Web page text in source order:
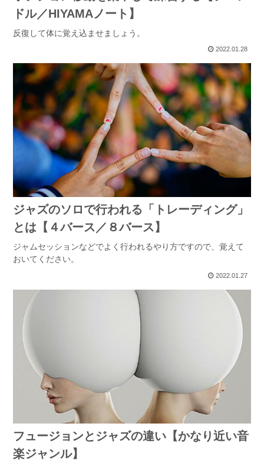
ドル／HIYAMAノート】
反復して体に覚え込ませましょう。
2022.01.28
ジャズのソロで行われる「トレーディング」
とは【４バース／８バース】
ジャムセッションなどでよく行われるやり方ですので、覚えて
おいてください。
2022.01.27
フュージョンとジャズの違い【かなり近い音
楽ジャンル】